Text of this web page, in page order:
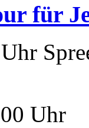
für
Uhr